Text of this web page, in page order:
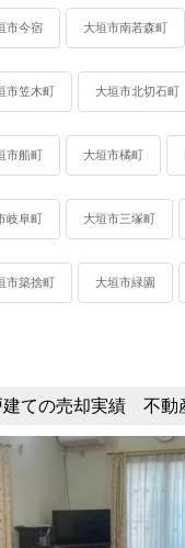
市今宿 大垣市南若森町
市笠木町 大垣市北切石町
市船町 大垣市橘町
岐阜町 大垣市三塚町
市築捨町 大垣市緑園
ての売却実績 不動